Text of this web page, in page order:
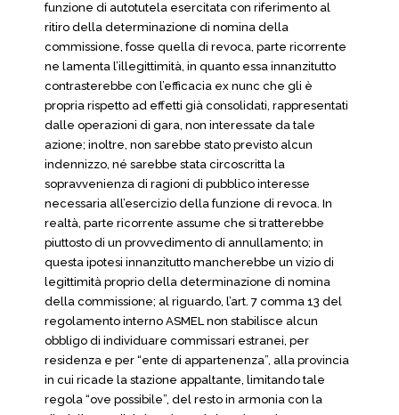
funzione di autotutela esercitata con riferimento al
ritiro della determinazione di nomina della
commissione, fosse quella di revoca, parte ricorrente
ne lamenta l’illegittimità, in quanto essa innanzitutto
contrasterebbe con l’efficacia ex nunc che gli è
propria rispetto ad effetti già consolidati, rappresentati
dalle operazioni di gara, non interessate da tale
azione; inoltre, non sarebbe stato previsto alcun
indennizzo, né sarebbe stata circoscritta la
sopravvenienza di ragioni di pubblico interesse
necessaria all’esercizio della funzione di revoca. In
realtà, parte ricorrente assume che si tratterebbe
piuttosto di un provvedimento di annullamento; in
questa ipotesi innanzitutto mancherebbe un vizio di
legittimità proprio della determinazione di nomina
della commissione; al riguardo, l’art. 7 comma 13 del
regolamento interno ASMEL non stabilisce alcun
obbligo di individuare commissari estranei, per
residenza e per “ente di appartenenza”, alla provincia
in cui ricade la stazione appaltante, limitando tale
regola “ove possibile”, del resto in armonia con la